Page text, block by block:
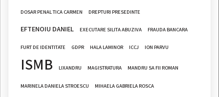
DOSAR PENAL TICA CARMEN DREPTURI PRESEDINTE
EFTENOIU DANIEL EXECUTARE SILITA ABUZIVA FRAUDA BANCARA
FURT DE IDENTITATE GDPR HALA LAMINOR ICCJ ION PARVU
ISMB LIXANDRU MAGISTRATURA MANDRU SA FII ROMAN
MARINELA DANIELA STROESCU MIHAELA GABRIELA ROSCA